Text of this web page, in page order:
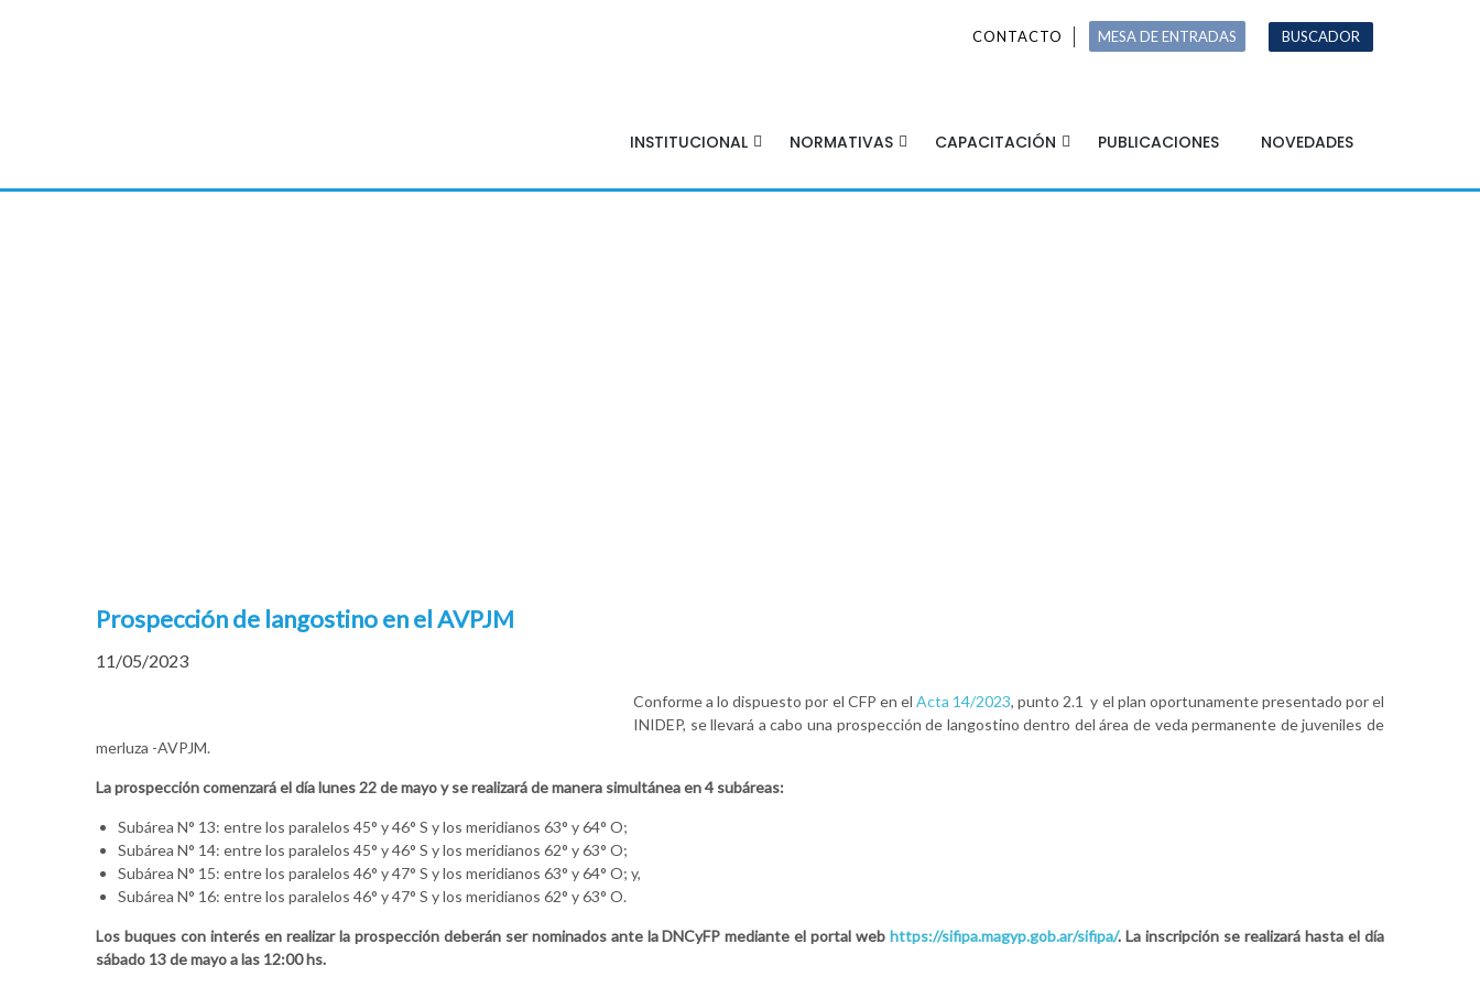
CONTACTO MESA DE ENTRADAS BUSCADOR
INSTITUCIONAL NORMATIVAS CAPACITACIÓN PUBLICACIONES NOVEDADES
Prospección de langostino en el AVPJM
11/05/2023
Conforme a lo dispuesto por el CFP en el Acta 14/2023, punto 2.1 y el plan oportunamente presentado por el
INIDEP, se llevará a cabo una prospección de langostino dentro del área de veda permanente de juveniles de
merluza -AVPJM.
La prospección comenzará el día lunes 22 de mayo y se realizará de manera simultánea en 4 subáreas:
Subárea N° 13: entre los paralelos 45° y 46° S y los meridianos 63° y 64° O;
Subárea N° 14: entre los paralelos 45° y 46° S y los meridianos 62° y 63° O;
Subárea N° 15: entre los paralelos 46° y 47° S y los meridianos 63° y 64° O; y,
Subárea N° 16: entre los paralelos 46° y 47° S y los meridianos 62° y 63° O.
Los buques con interés en realizar la prospección deberán ser nominados ante la DNCyFP mediante el portal webhttps://sifipa.magyp.gob.ar/sifipa/. La inscripción se realizará hasta el día
sábado 13 de mayo a las 12:00 hs.